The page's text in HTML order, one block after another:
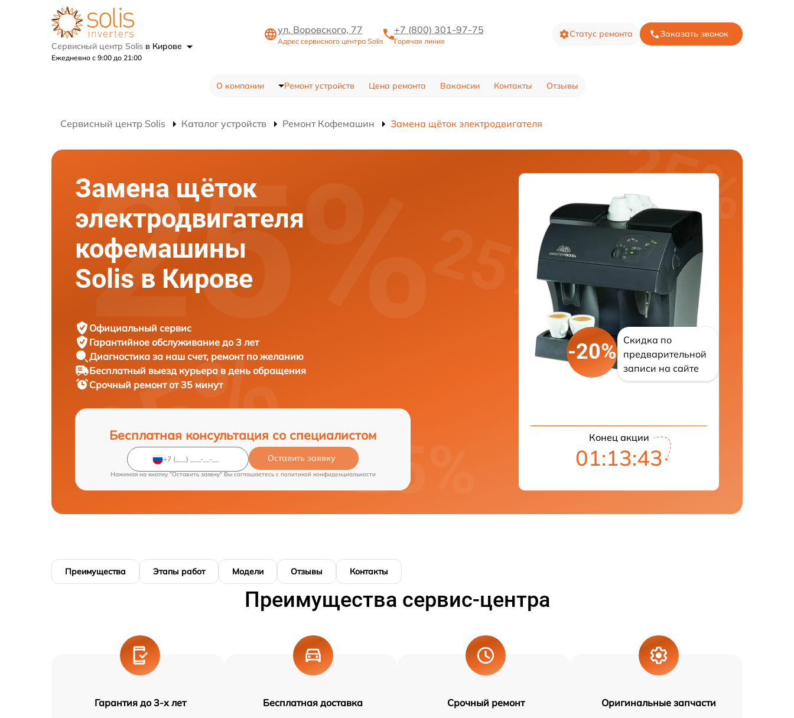
Сервисный центр Solis в Кирове
Ежедневно с 9:00 до 21:00
ул. Воровского, 77
Адрес сервисного центра Solis
+7 (800) 301-97-75
Горячая линия
Статус ремонта Заказать звонок
О компании Ремонт устройств Цена ремонта Вакансии Контакты Отзывы
Сервисный центр Solis Каталог устройств Ремонт Кофемашин Замена щёток электродвигателя
Замена щёток
электродвигателя
кофемашины
Solis в Кирове
Официальный сервис
Гарантийное обслуживание до 3 лет
Диагностика за наш счет, ремонт по желанию
Бесплатный выезд курьера в день обращения
Срочный ремонтот 35 минут
Бесплатная консультация со специалистом
Оставить заявку
Нажимая на кнопку "Оставить заявку" Вы соглашаетесь c политикой конфиденциальности
-20%
Скидка по
предварительной
записи на сайте
Конец акции
01:13:42
Преимущества Этапы работ Модели Отзывы Контакты
Преимущества сервис-центра
Гарантия до 3-х лет Бесплатная доставка Срочный ремонт Оригинальные запчасти